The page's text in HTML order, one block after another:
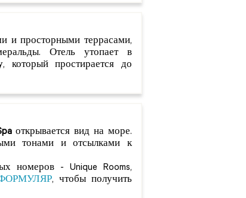
и просторными террасами,
Отель утопает в
, который простирается до
открывается вид на море.
тонами и отсылками к
номеров - Unique Rooms,
, чтобы получить